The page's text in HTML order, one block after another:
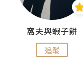
窩夫與蝦子餅
追蹤